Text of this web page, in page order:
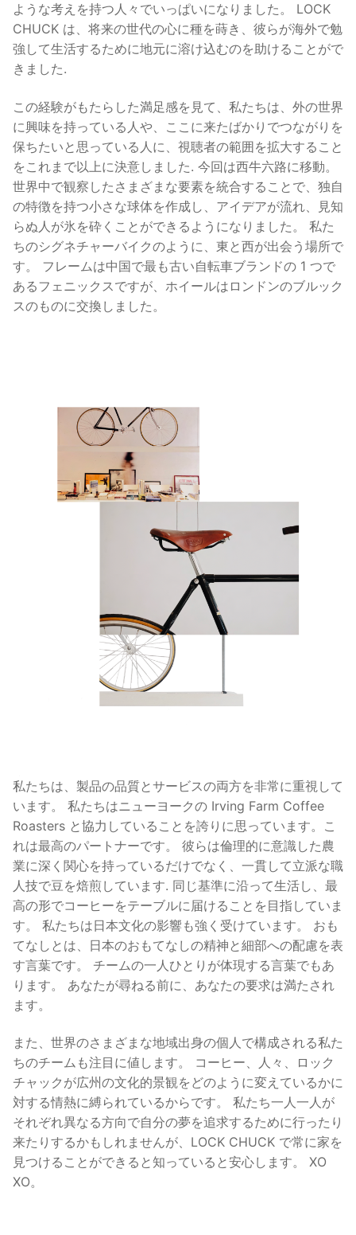
ような考えを持つ人々でいっぱいになりました。 LOCK
CHUCK は、将来の世代の心に種を蒔き、彼らが海外で勉
強して生活するために地元に溶け込むのを助けることがで
きました.
この経験がもたらした満足感を見て、私たちは、外の世界
に興味を持っている人や、ここに来たばかりでつながりを
保ちたいと思っている人に、視聴者の範囲を拡大すること
をこれまで以上に決意しました. 今回は西牛六路に移動。
世界中で観察したさまざまな要素を統合することで、独自
の特徴を持つ小さな球体を作成し、アイデアが流れ、見知
らぬ人が氷を砕くことができるようになりました。 私た
ちのシグネチャーバイクのように、東と西が出会う場所で
す。 フレームは中国で最も古い自転車ブランドの 1 つで
あるフェニックスですが、ホイールはロンドンのブルック
スのものに交換しました。
私たちは、製品の品質とサービスの両方を非常に重視して
います。 私たちはニューヨークの Irving Farm Coffee
Roasters と協力していることを誇りに思っています。こ
れは最高のパートナーです。 彼らは倫理的に意識した農
業に深く関心を持っているだけでなく、一貫して立派な職
人技で豆を焙煎しています. 同じ基準に沿って生活し、最
高の形でコーヒーをテーブルに届けることを目指していま
す。 私たちは日本文化の影響も強く受けています。 おも
てなしとは、日本のおもてなしの精神と細部への配慮を表
す言葉です。 チームの一人ひとりが体現する言葉でもあ
ります。 あなたが尋ねる前に、あなたの要求は満たされ
ます。
また、世界のさまざまな地域出身の個人で構成される私た
ちのチームも注目に値します。 コーヒー、人々、ロック
チャックが広州の文化的景観をどのように変えているかに
対する情熱に縛られているからです。 私たち一人一人が
それぞれ異なる方向で自分の夢を追求するために行ったり
来たりするかもしれませんが、LOCK CHUCK で常に家を
見つけることができると知っていると安心します。 XO
XO。